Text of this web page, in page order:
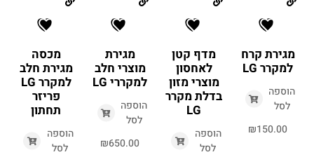
מגירת קרח
למקרר LG
הוספה
לסל
₪150.00
מדף קטן
לאחסון
מוצרי מזון
בדלת מקרר
LG
הוספה
לסל
מגירת
מוצרי חלב
למקררי LG
הוספה
לסל
₪650.00
מכסה
מגירת חלב
למקרר LG
פריזר
תחתון
הוספה
לסל